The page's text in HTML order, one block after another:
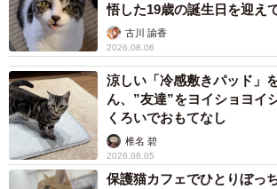
悟した19歳の誕生日を迎え
古川 諭香
2026.08.06
涼しい「冷感敷きパッド」
ん、”友達”をヨイショヨイ
くろいでおもてなし
椎名 碧
2026.08.05
保護猫カフェでひとりぼっ